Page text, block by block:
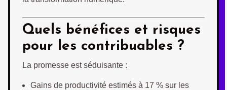
Quels bénéfices et risques
pour les contribuables ?
La promesse est séduisante :
Gains de productivité estimés à 17 % sur les